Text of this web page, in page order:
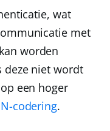
wat
met
worden
deze niet wordt
een hoger
codering.